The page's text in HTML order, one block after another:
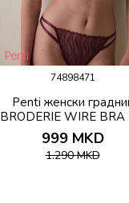
74898471
Penti женски
BRODERIE WIRE BRA
999 MKD
1.290MKD